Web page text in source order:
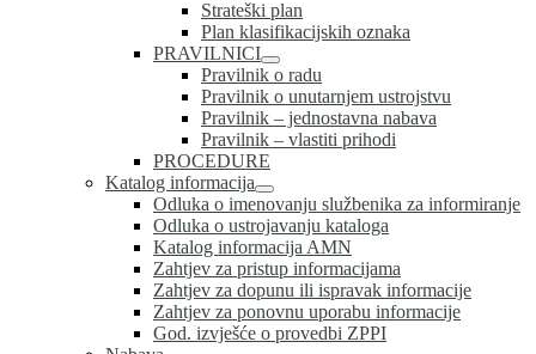
Strateški plan
Plan klasifikacijskih oznaka
PRAVILNICI
Pravilnik o radu
Pravilnik o unutarnjem ustrojstvu
Pravilnik – jednostavna nabava
Pravilnik – vlastiti prihodi
PROCEDURE
Katalog informacija
Odluka o imenovanju službenika za informiranje
Odluka o ustrojavanju kataloga
Katalog informacija AMN
Zahtjev za pristup informacijama
Zahtjev za dopunu ili ispravak informacije
Zahtjev za ponovnu uporabu informacije
God. izvješće o provedbi ZPPI